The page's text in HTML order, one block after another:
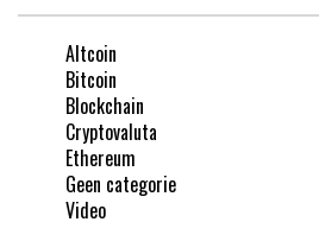
Altcoin
Bitcoin
Blockchain
Cryptovaluta
Ethereum
Geen categorie
Video